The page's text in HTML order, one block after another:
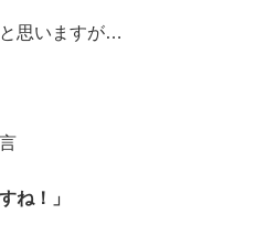
思いますが…
ね！」